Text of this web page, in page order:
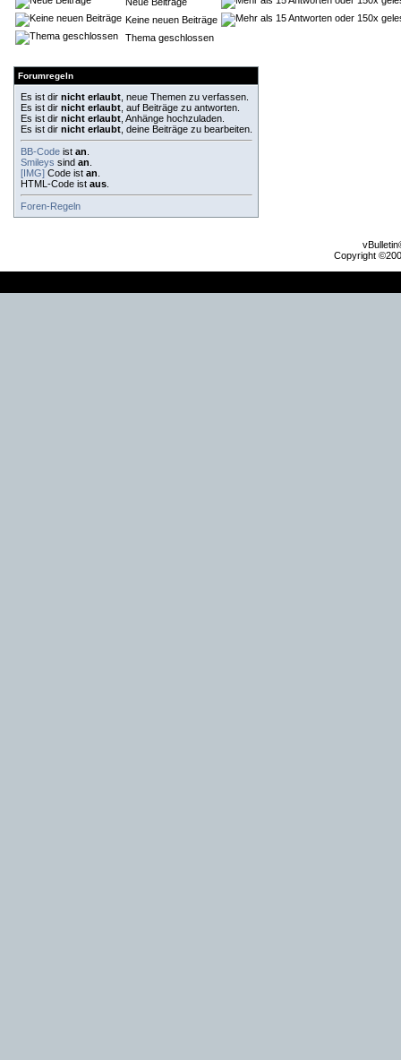
Keine neuen Beiträge
Thema geschlossen
Forumregeln
Es ist dir nicht erlaubt , neue Themen zu verfassen.
Es ist dir nicht erlaubt , auf Beiträge zu antworten.
Es ist dir nicht erlaubt , Anhänge hochzuladen.
Es ist dir nicht erlaubt , deine Beiträge zu bearbeiten.
BB-Code ist an
Smileys sind an
[IMG] Code ist an
HTML-Code ist aus
Foren-Regeln
Copyright